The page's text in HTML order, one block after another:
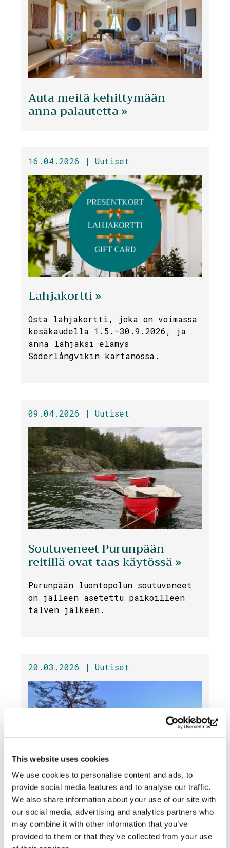
This website uses cookies
We use cookies to personalise content and ads, to
provide social media features and to analyse our traffic.
We also share information about your use of our site with
our social media, advertising and analytics partners who
may combine it with other information that you’ve
provided to them or that they’ve collected from your use
Auta meitä kehittymään –
anna palautetta »
16.04.2026 | Uutiset
Lahjakortti »
Osta lahjakortti, joka on voimassa
kesäkaudella 1.5.–30.9.2026, ja
anna lahjaksi elämys
Söderlångvikin kartanossa.
09.04.2026 | Uutiset
Soutuveneet Purunpään
reitillä ovat taas käytössä »
Purunpään luontopolun soutuveneet
on jälleen asetettu paikoilleen
talven jälkeen.
20.03.2026 | Uutiset
Laavun grilli ei ole käytössä
tänä viikonloppuna »